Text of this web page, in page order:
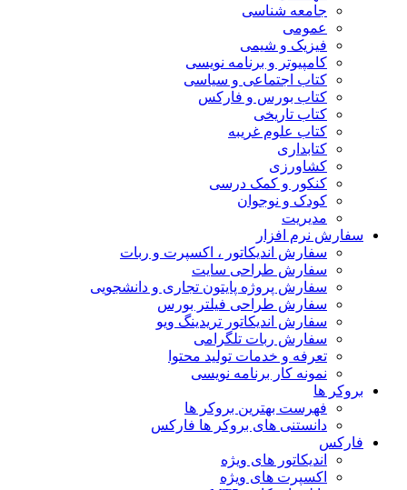
جامعه شناسی
عمومی
فیزیک و شیمی
کامپیوتر و برنامه نویسی
کتاب اجتماعی و سیاسی
کتاب بورس و فارکس
کتاب تاریخی
کتاب علوم غریبه
کتابداری
کشاورزی
کنکور و کمک‌ درسی
کودک و نوجوان
مدیریت
سفارش نرم افزار
سفارش اندیکاتور ، اکسپرت و ربات
سفارش طراحی سایت
سفارش پروژه پایتون تجاری و دانشجویی
سفارش طراحی فیلتر بورس
سفارش اندیکاتور تریدینگ ویو
سفارش ربات تلگرامی
تعرفه و خدمات تولید محتوا
نمونه کار برنامه نویسی
بروکر ها
فهرست بهترین بروکر ها
دانستنی های بروکر ها فارکس
فارکس
اندیکاتور های ویژه
اکسپرت های ویژه